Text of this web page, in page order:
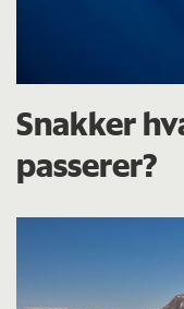
Snakker
passerer?